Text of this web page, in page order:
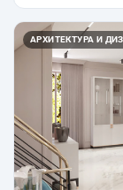
АРХИТЕКТУРА И